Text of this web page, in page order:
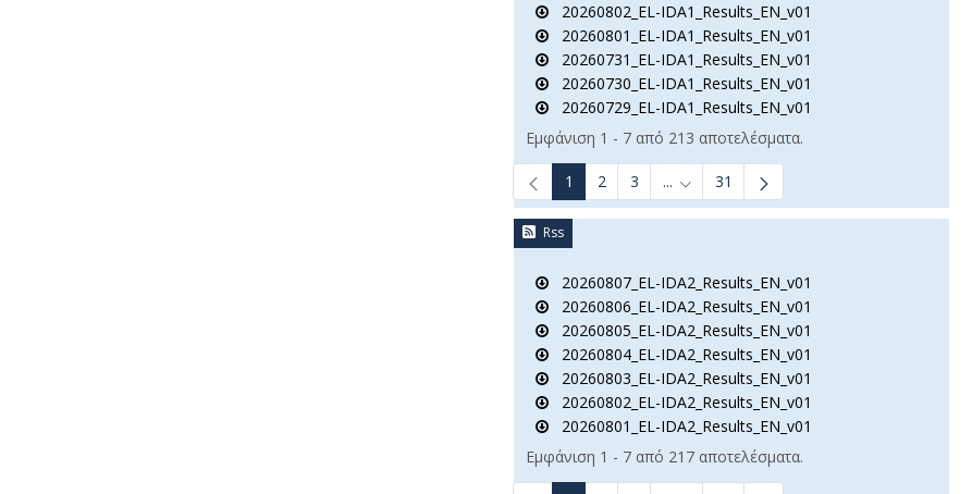
20260802_EL-IDA1_Results_EN_v01
20260801_EL-IDA1_Results_EN_v01
20260731_EL-IDA1_Results_EN_v01
20260730_EL-IDA1_Results_EN_v01
20260729_EL-IDA1_Results_EN_v01
Εμφάνιση 1 - 7 από 213 αποτελέσματα.
1 2 3 ... Ενδιάμεσες σελίδες Use TAB to navigate.
31
Rss
20260807_EL-IDA2_Results_EN_v01
20260806_EL-IDA2_Results_EN_v01
20260805_EL-IDA2_Results_EN_v01
20260804_EL-IDA2_Results_EN_v01
20260803_EL-IDA2_Results_EN_v01
20260802_EL-IDA2_Results_EN_v01
20260801_EL-IDA2_Results_EN_v01
Εμφάνιση 1 - 7 από 217 αποτελέσματα.